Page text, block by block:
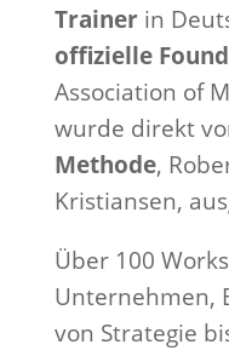
Trainerin
offizielle
Association of
wurde direkt
Methode,
Kristiansen,
Über 100
Unternehmen,
von Strategie